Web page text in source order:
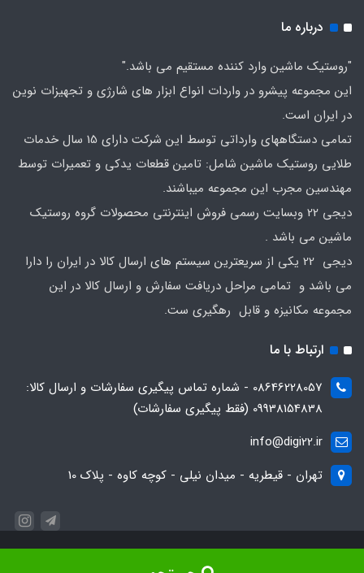
درباره ما
"روستیک ماشین وارد کننده مستقیم می باشد."
این مجموعه پیشرو در واردات انواع ابزار های شارژی و تجهیزات نوین
در ایران است.
تمامی دستگاههای وارداتی توسط این شرکت دارای 15 سال خدمات
طلایی روستیک ماشین شامل: تامین قطعات یدکی و تعمیرات توسط
مهندسین مجرب این مجموعه میباشند.
دیجی 22 وبسایت رسمی فروش اینترنتی محصولات گروه روستیک
ماشین می باشد .
دیجی 22 یکی از سریعترین سیستم های ارسال کالا در ایران را دارا
می باشد و تمامی مراحل دریافت سفارش و ارسال کالا در این
مجموعه مکانیزه و قابل رهگیری ست.
ارتباط با ما
08646228057 - شماره تماس پیگیری سفارشات و ارسال کالا:
09938154838 (فقط پیگیری سفارشات)
info@digi22.ir
تهران - قیطریه - میدان نیلی - کوچه کاوه - پلاک 10